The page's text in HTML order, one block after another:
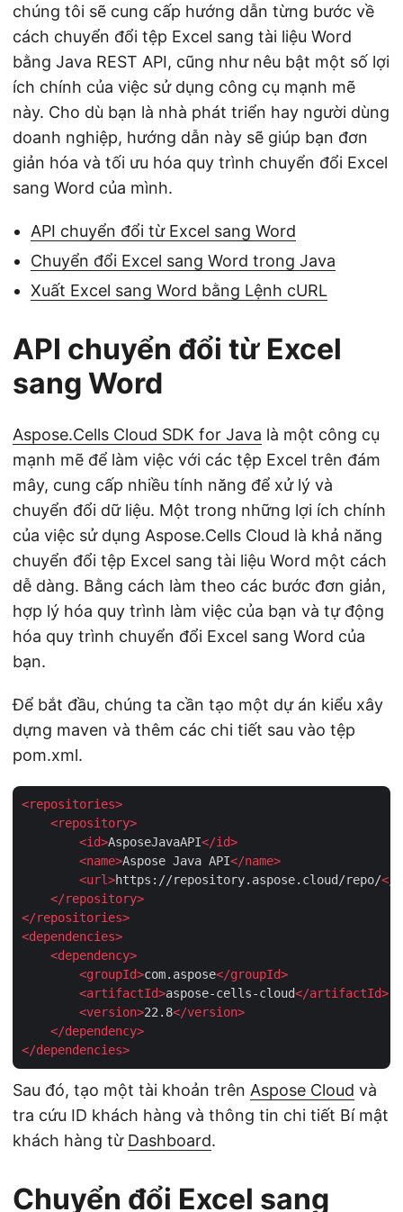
chúng tôi sẽ cung cấp hướng dẫn từng bước về
cách chuyển đổi tệp Excel sang tài liệu Word
bằng Java REST API, cũng như nêu bật một số lợi
ích chính của việc sử dụng công cụ mạnh mẽ
này. Cho dù bạn là nhà phát triển hay người dùng
doanh nghiệp, hướng dẫn này sẽ giúp bạn đơn
giản hóa và tối ưu hóa quy trình chuyển đổi Excel
sang Word của mình.
API chuyển đổi từ Excel sang Word
Chuyển đổi Excel sang Word trong Java
Xuất Excel sang Word bằng Lệnh cURL
API chuyển đổi từ Excel
sang Word
Aspose.Cells Cloud SDK for Java là một công cụ
mạnh mẽ để làm việc với các tệp Excel trên đám
mây, cung cấp nhiều tính năng để xử lý và
chuyển đổi dữ liệu. Một trong những lợi ích chính
của việc sử dụng Aspose.Cells Cloud là khả năng
chuyển đổi tệp Excel sang tài liệu Word một cách
dễ dàng. Bằng cách làm theo các bước đơn giản,
hợp lý hóa quy trình làm việc của bạn và tự động
hóa quy trình chuyển đổi Excel sang Word của
bạn.
Để bắt đầu, chúng ta cần tạo một dự án kiểu xây
dựng maven và thêm các chi tiết sau vào tệp
pom.xml.
<repositories>
<repository>
<id>AsposeJavaAPI</id>
<name>Aspose Java API</name>
<url>https://repository.aspose.cloud/repo/</
</repository>
</repositories>
<dependencies>
<dependency>
<groupId>com.aspose</groupId>
<artifactId>aspose-cells-cloud</artifactId>
<version>22.8</version>
</dependency>
</dependencies>
Sau đó, tạo một tài khoản trên Aspose Cloud và
tra cứu ID khách hàng và thông tin chi tiết Bí mật
khách hàng từ Dashboard.
Chuyển đổi Excel sang